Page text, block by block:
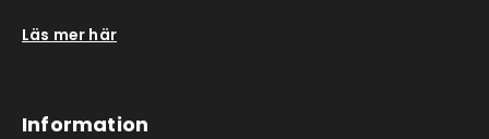
Läs mer här
Information